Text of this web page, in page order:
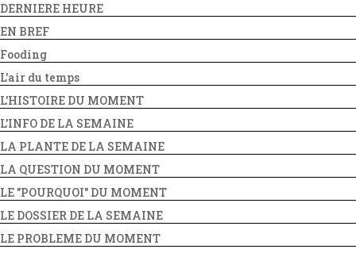
DERNIERE HEURE
EN BREF
Fooding
L'air du temps
L'HISTOIRE DU MOMENT
L'INFO DE LA SEMAINE
LA PLANTE DE LA SEMAINE
LA QUESTION DU MOMENT
LE "POURQUOI" DU MOMENT
LE DOSSIER DE LA SEMAINE
LE PROBLEME DU MOMENT